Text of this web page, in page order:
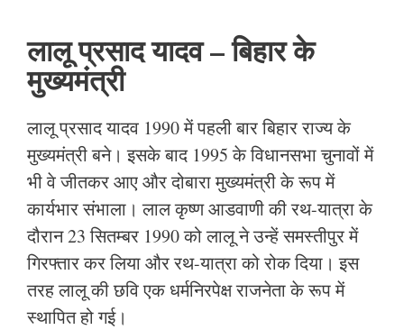
लालू प्रसाद यादव – बिहार के
मुख्यमंत्री
लालू प्रसाद यादव 1990 में पहली बार बिहार राज्य के
मुख्यमंत्री बने। इसके बाद 1995 के विधानसभा चुनावों में
भी वे जीतकर आए और दोबारा मुख्यमंत्री के रूप में
कार्यभार संभाला। लाल कृष्ण आडवाणी की रथ-यात्रा के
दौरान 23 सितम्बर 1990 को लालू ने उन्हें समस्तीपुर में
गिरफ्तार कर लिया और रथ-यात्रा को रोक दिया। इस
तरह लालू की छवि एक धर्मनिरपेक्ष राजनेता के रूप में
स्थापित हो गई।